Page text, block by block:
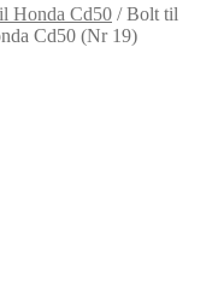
Honda Cd50 /Bolt til
Cd50 (Nr 19)